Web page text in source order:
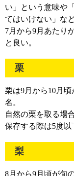
い」という意味や
てはいけない」な
7月から9月あたり
と良い。
栗
栗は9月から10月
名。
自然の栗を取る場
保存する際は5度以
梨
8月から9月頃が旬